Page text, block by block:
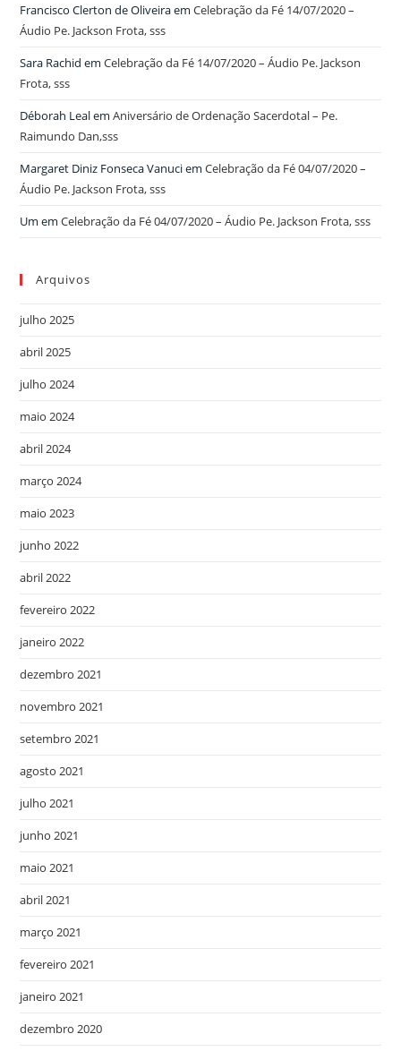
Francisco Clerton de OliveiraemCelebração da Fé 14/07/2020 –
Áudio Pe. Jackson Frota, sss
Sara Rachid emCelebração da Fé 14/07/2020 – Áudio Pe. Jackson
Frota, sss
Déborah LealemAniversário de Ordenação Sacerdotal – Pe.
Raimundo Dan,sss
Margaret Diniz Fonseca VanuciemCelebração da Fé 04/07/2020 –
Áudio Pe. Jackson Frota, sss
Um emCelebração da Fé 04/07/2020 – Áudio Pe. Jackson Frota, sss
Arquivos
julho 2025
abril 2025
julho 2024
maio 2024
abril 2024
março 2024
maio 2023
junho 2022
abril 2022
fevereiro 2022
janeiro 2022
dezembro 2021
novembro 2021
setembro 2021
agosto 2021
julho 2021
junho 2021
maio 2021
abril 2021
março 2021
fevereiro 2021
janeiro 2021
dezembro 2020